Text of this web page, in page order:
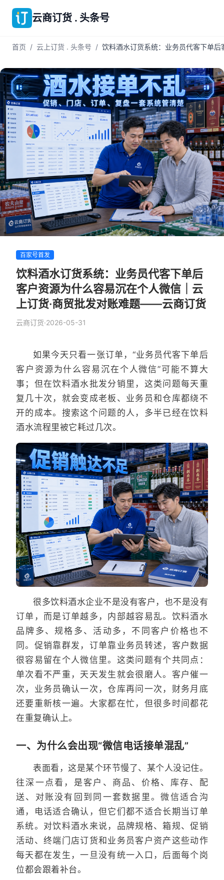
云商订货 . 头条号
首页 / 云上订货 . 头条号 / 饮料酒水订货系统：业务员代客下单
百家号首发
饮料酒水订货系统：业务员代客下单后
客户资源为什么容易沉在个人微信｜云
上订货·商贸批发对账难题——云商订货
云商订货·2026-05-31
如果今天只看一张订单，“业务员代客下单后
客户资源为什么容易沉在个人微信”可能不算大
事；但在饮料酒水批发分销里，这类问题每天重
复几十次，就会变成老板、业务员和仓库都绕不
开的成本。搜索这个问题的人，多半已经在饮料
酒水流程里被它耗过几次。
很多饮料酒水企业不是没有客户，也不是没有
订单，而是订单越多，内部越容易乱。饮料酒水
品牌多、规格多、活动多，不同客户价格也不
同。促销靠群发，订单靠业务员转述，客户数据
很容易留在个人微信里。这类问题有个共同点：
单次看不严重，天天发生就会很磨人。客户催一
次，业务员确认一次，仓库再问一次，财务月底
还要重新核一遍。大家都在忙，但很多时间都花
在重复确认上。
一、为什么会出现“微信电话接单混乱”
表面看，这是某个环节慢了、某个人没记住。
往深一点看，是客户、商品、价格、库存、配
送、对账没有回到同一套数据里。微信适合沟
通，电话适合确认，但它们都不适合长期当订单
系统。对饮料酒水来说，品牌规格、箱规、促销
活动、终端门店订货和业务员客户资产这些动作
每天都在发生，一旦没有统一入口，后面每个岗
位都会跟着补台。